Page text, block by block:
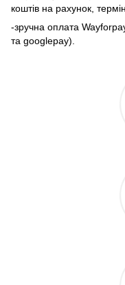
коштів на рахунок,
-зручна оплата
та googlepay).